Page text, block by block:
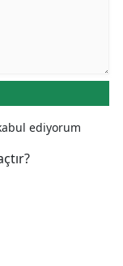
ediyorum